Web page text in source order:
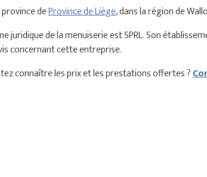
deProvince de Liège, dans la région de
de la menuiserie est SPRL. Son
concernant cette entreprise.
connaître les prix et les prestations offertes ?